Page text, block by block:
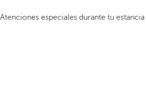
Atenciones especiales durante tu estancia